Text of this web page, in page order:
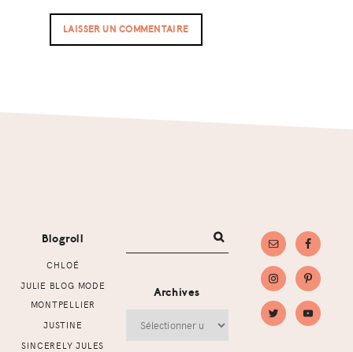
Blogroll
CHLOÉ
JULIE BLOG MODE
MONTPELLIER
JUSTINE
SINCERELY JULES
Archives